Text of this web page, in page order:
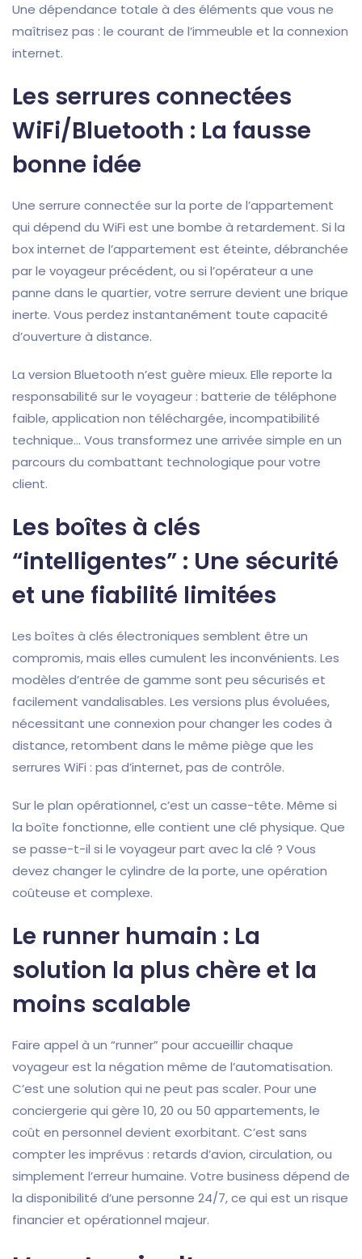
Une dépendance totale à des éléments que vous ne
maîtrisez pas : le courant de l’immeuble et la connexion
internet.
Les serrures connectées
WiFi/Bluetooth : La fausse
bonne idée
Une serrure connectée sur la porte de l’appartement
qui dépend du WiFi est une bombe à retardement. Si la
box internet de l’appartement est éteinte, débranchée
par le voyageur précédent, ou si l’opérateur a une
panne dans le quartier, votre serrure devient une brique
inerte. Vous perdez instantanément toute capacité
d’ouverture à distance.
La version Bluetooth n’est guère mieux. Elle reporte la
responsabilité sur le voyageur : batterie de téléphone
faible, application non téléchargée, incompatibilité
technique… Vous transformez une arrivée simple en un
parcours du combattant technologique pour votre
client.
Les boîtes à clés
“intelligentes” : Une sécurité
et une fiabilité limitées
Les boîtes à clés électroniques semblent être un
compromis, mais elles cumulent les inconvénients. Les
modèles d’entrée de gamme sont peu sécurisés et
facilement vandalisables. Les versions plus évoluées,
nécessitant une connexion pour changer les codes à
distance, retombent dans le même piège que les
serrures WiFi : pas d’internet, pas de contrôle.
Sur le plan opérationnel, c’est un casse-tête. Même si
la boîte fonctionne, elle contient une clé physique. Que
se passe-t-il si le voyageur part avec la clé ? Vous
devez changer le cylindre de la porte, une opération
coûteuse et complexe.
Le runner humain : La
solution la plus chère et la
moins scalable
Faire appel à un “runner” pour accueillir chaque
voyageur est la négation même de l’automatisation.
C’est une solution qui ne peut pas scaler. Pour une
conciergerie qui gère 10, 20 ou 50 appartements, le
coût en personnel devient exorbitant. C’est sans
compter les imprévus : retards d’avion, circulation, ou
simplement l’erreur humaine. Votre business dépend de
la disponibilité d’une personne 24/7, ce qui est un risque
financier et opérationnel majeur.